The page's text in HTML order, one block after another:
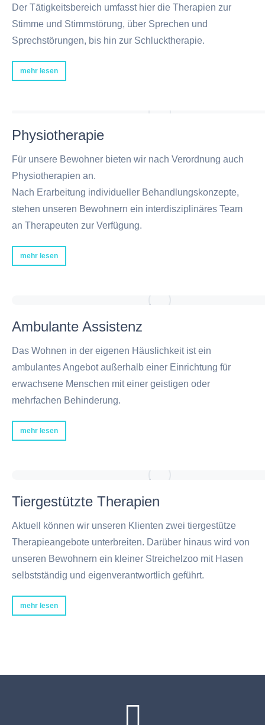
Der Tätigkeitsbereich umfasst hier die Therapien zur
Stimme und Stimmstörung, über Sprechen und
Sprechstörungen, bis hin zur Schlucktherapie.
mehr lesen
Physiotherapie
Für unsere Bewohner bieten wir nach Verordnung auch
Physiotherapien an.
Nach Erarbeitung individueller Behandlungskonzepte,
stehen unseren Bewohnern ein interdisziplinäres Team
an Therapeuten zur Verfügung.
mehr lesen
Ambulante Assistenz
Das Wohnen in der eigenen Häuslichkeit ist ein
ambulantes Angebot außerhalb einer Einrichtung für
erwachsene Menschen mit einer geistigen oder
mehrfachen Behinderung.
mehr lesen
Tiergestützte Therapien
Aktuell können wir unseren Klienten zwei tiergestütze
Therapieangebote unterbreiten. Darüber hinaus wird von
unseren Bewohnern ein kleiner Streichelzoo mit Hasen
selbstständig und eigenverantwortlich geführt.
mehr lesen